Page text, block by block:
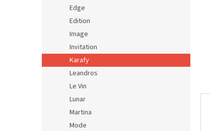
Edge
Edition
Image
Invitation
Karafy
Leandros
Le Vin
Lunar
Martina
Mode